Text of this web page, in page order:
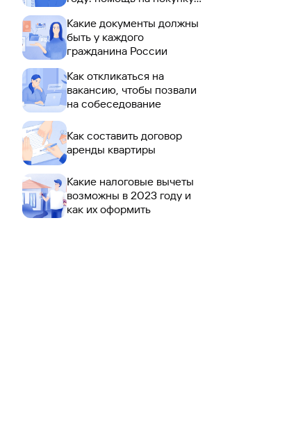
Какие документы должны
быть у каждого
гражданина России
Как откликаться на
вакансию, чтобы позвали
на собеседование
Как составить договор
аренды квартиры
Какие налоговые вычеты
возможны в 2023 году и
как их оформить